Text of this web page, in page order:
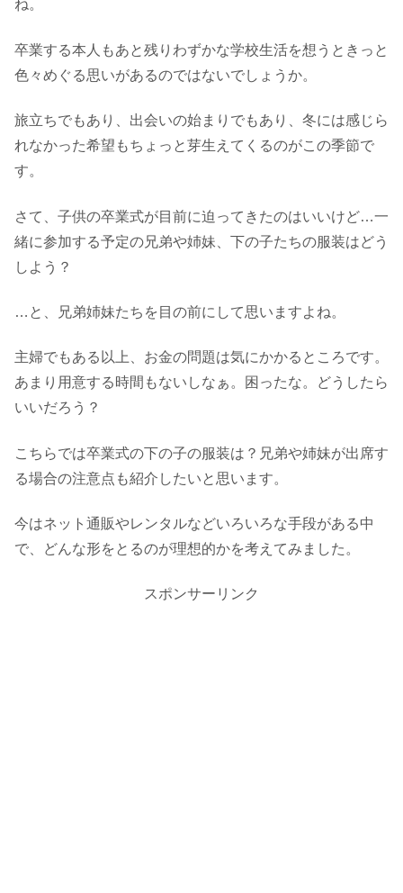
ね。
卒業する本人もあと残りわずかな学校生活を想うときっと
色々めぐる思いがあるのではないでしょうか。
旅立ちでもあり、出会いの始まりでもあり、冬には感じら
れなかった希望もちょっと芽生えてくるのがこの季節で
す。
さて、子供の卒業式が目前に迫ってきたのはいいけど…一
緒に参加する予定の兄弟や姉妹、下の子たちの服装はどう
しよう？
…と、兄弟姉妹たちを目の前にして思いますよね。
主婦でもある以上、お金の問題は気にかかるところです。
あまり用意する時間もないしなぁ。困ったな。どうしたら
いいだろう？
こちらでは卒業式の下の子の服装は？兄弟や姉妹が出席す
る場合の注意点も紹介したいと思います。
今はネット通販やレンタルなどいろいろな手段がある中
で、どんな形をとるのが理想的かを考えてみました。
スポンサーリンク